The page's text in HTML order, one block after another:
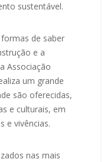
sustentável.
de saber
e a
Associação
um grande
são oferecidas,
e culturais, em
e vivências.
nas mais